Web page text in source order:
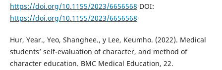
https://doi.org/10.1155/2023/6656568 DOI:
https://doi.org/10.1155/2023/6656568
Hur, Year., Yeo, Shanghee., y Lee, Keumho. (2022). Medical
students’ self-evaluation of character, and method of
character education. BMC Medical Education, 22.